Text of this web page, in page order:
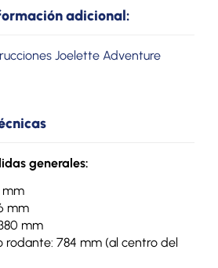
adicional:
Joelette Adventure
generales:
mm
mm
mm
rodante: 784 mm (al centro del